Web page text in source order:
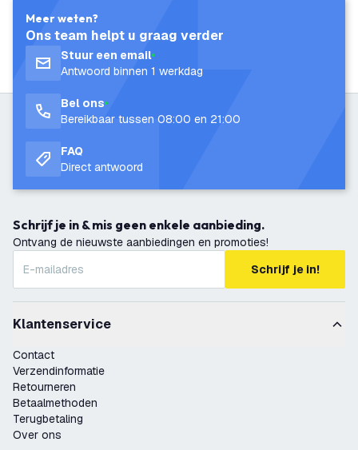
Meer weten?
Ons team helpt u graag verder
Stuur een email
Antwoord binnen 1 werkdag
Bel ons
Bereikbaar tussen 08:00 en 21:00
FAQ
Direct antwoord
Schrijf je in & mis geen enkele aanbieding.
Ontvang de nieuwste aanbiedingen en promoties!
Schrijf je in!
Klantenservice
Contact
Verzendinformatie
Retourneren
Betaalmethoden
Terugbetaling
Over ons